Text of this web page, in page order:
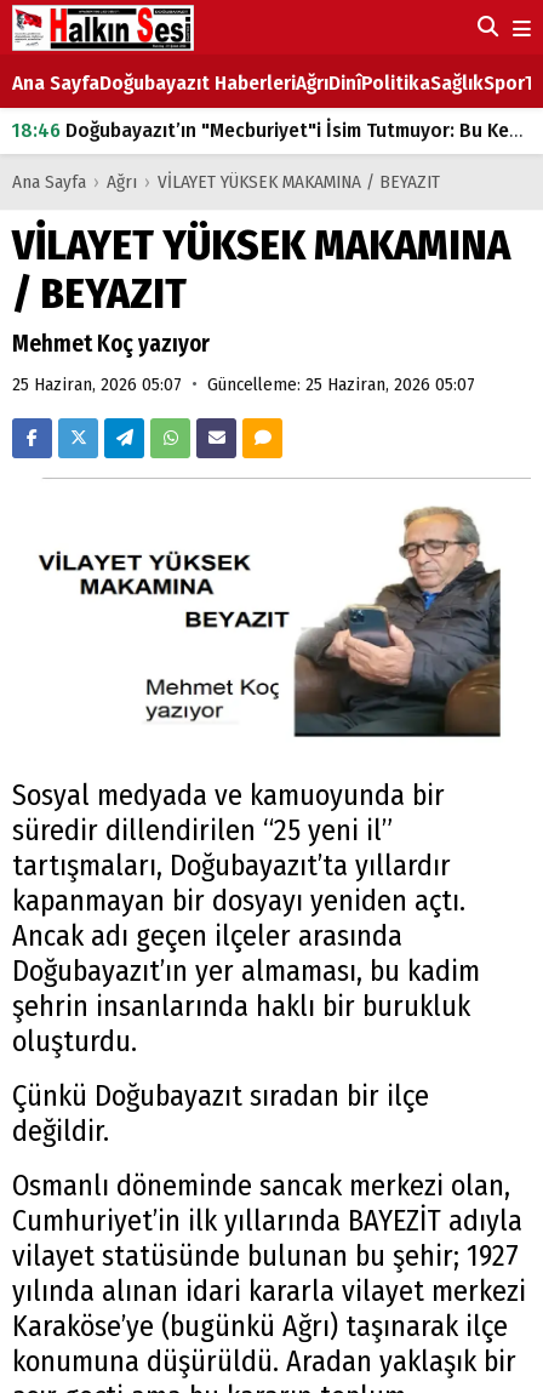
Ana SayfaDoğubayazıt HaberleriAğrıDinîPolitikaSağlıkSpor
18:46 Doğubayazıt’ın "Mecburiyet"i İsim Tutmuyor: Bu Kez de Mem u Zîn Oldu!
07:53Doğubayazıt’ta Ekmek Fiyatlarına Zam
07:16
Doğubayazıt'ta çocukların sırtındaki ağır yük
07:00
DEVLET ve HÜKÜMET
18:29ÇARŞI CADDESİ YAZ BOZ TAHTASI
Ana Sayfa › Ağrı › VİLAYET YÜKSEK MAKAMINA / BEYAZIT
VİLAYET YÜKSEK MAKAMINA
/ BEYAZIT
Mehmet Koç yazıyor
25 Haziran, 2026 05:07 • Güncelleme: 25 Haziran, 2026 05:07
Sosyal medyada ve kamuoyunda bir
süredir dillendirilen “25 yeni il”
tartışmaları, Doğubayazıt’ta yıllardır
kapanmayan bir dosyayı yeniden açtı.
Ancak adı geçen ilçeler arasında
Doğubayazıt’ın yer almaması, bu kadim
şehrin insanlarında haklı bir burukluk
oluşturdu.
Çünkü Doğubayazıt sıradan bir ilçe
değildir.
Osmanlı döneminde sancak merkezi olan,
Cumhuriyet’in ilk yıllarında BAYEZİT adıyla
vilayet statüsünde bulunan bu şehir; 1927
yılında alınan idari kararla vilayet merkezi
Karaköse’ye (bugünkü Ağrı) taşınarak ilçe
konumuna düşürüldü. Aradan yaklaşık bir